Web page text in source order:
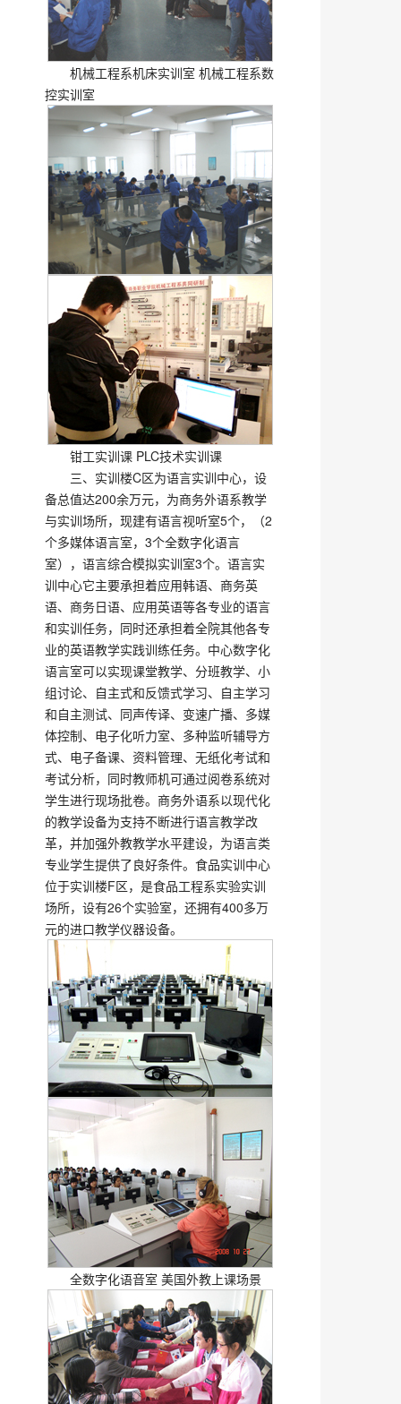
机械工程系机床实训室 机械工程系数
控实训室
钳工实训课 PLC技术实训课
三、实训楼C区为语言实训中心，设
备总值达200余万元，为商务外语系教学
与实训场所，现建有语言视听室5个，（2
个多媒体语言室，3个全数字化语言
室），语言综合模拟实训室3个。语言实
训中心它主要承担着应用韩语、商务英
语、商务日语、应用英语等各专业的语言
和实训任务，同时还承担着全院其他各专
业的英语教学实践训练任务。中心数字化
语言室可以实现课堂教学、分班教学、小
组讨论、自主式和反馈式学习、自主学习
和自主测试、同声传译、变速广播、多媒
体控制、电子化听力室、多种监听辅导方
式、电子备课、资料管理、无纸化考试和
考试分析，同时教师机可通过阅卷系统对
学生进行现场批卷。商务外语系以现代化
的教学设备为支持不断进行语言教学改
革，并加强外教教学水平建设，为语言类
专业学生提供了良好条件。食品实训中心
位于实训楼F区，是食品工程系实验实训
场所，设有26个实验室，还拥有400多万
元的进口教学仪器设备。
全数字化语音室 美国外教上课场景